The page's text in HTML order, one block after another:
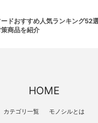
ードおすすめ人気ランキング52
商品を紹介
HOME
カテゴリ一覧 モノシルとは